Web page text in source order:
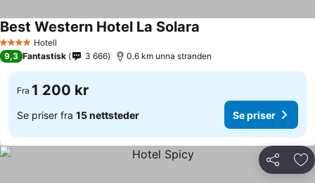
4 StjernerHotell
Best Western Hotel La Solara
9,3 Fantastisk 3 666 0.6 km unna stranden
Fra 1 200 kr
Se priser fra 15 nettsteder Se priser
Del